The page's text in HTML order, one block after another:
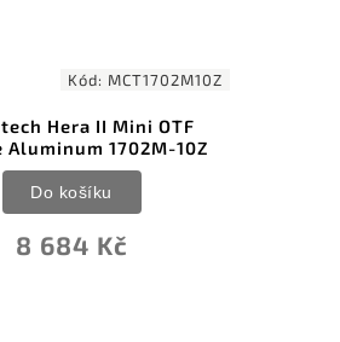
Civivi Purr Satin NitroV
Ivory G10 C25054-1